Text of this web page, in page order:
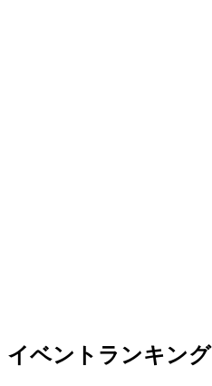
イベントランキング